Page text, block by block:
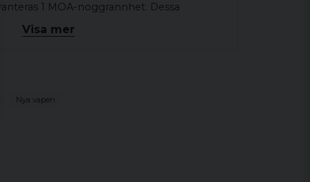
1 MOA-noggrannhet. Dessa
ett omfattande urval av kaliber, ger dig
När du köper en Tikka köper
från hela världen.
Visa mer
Nya vapen